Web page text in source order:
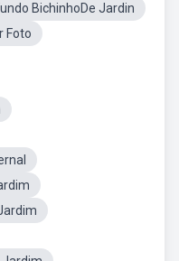
BichinhoDe Jardin
Foto